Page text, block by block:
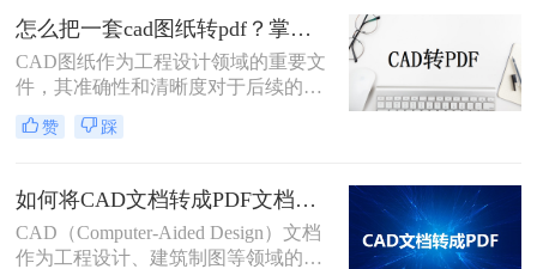
PDF格式成为了一个常见的需求。
PDF格式以其良好的兼容性和稳定
性，确保了文档在不同设备和软件中
的一致呈现。那么怎么将多个cad文档
转pdf呢？以下是将多个CAD文档转
换为PDF格式的几种方法。
怎么把一套cad图纸转pdf？掌握这3招就够了！
CAD图纸作为工程设计领域的重要文
件，其准确性和清晰度对于后续的设
计、施工及交流至关重要。然而，在
实际应用中，我们常常需要将CAD图
或存档。那么怎么把一套cad图纸转
pdf呢？以下，将详细介绍几种将一套
CAD图纸转换为PDF格式的方法。
赞 踩
如何将CAD文档转成PDF文档？这三种转换方法快来了解下！
CAD（Computer-Aided Design）文档
作为工程设计、建筑制图等领域的重